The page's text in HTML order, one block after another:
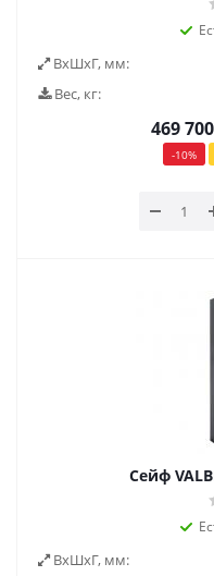
ВxШxГ, мм:
Вес, кг:
469 700
-10%
Сейф
ВxШxГ, мм: